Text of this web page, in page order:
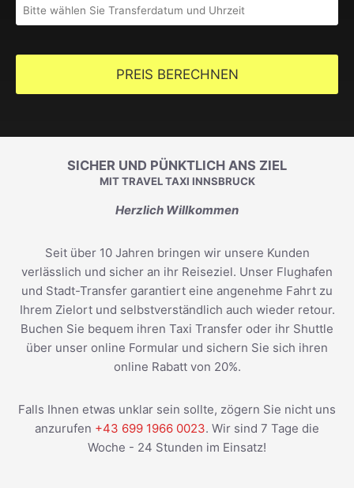
PREIS BERECHNEN
SICHER UND PÜNKTLICH ANS ZIEL
MIT TRAVEL TAXI INNSBRUCK
Herzlich Willkommen
Seit über 10 Jahren bringen wir unsere Kunden
verlässlich und sicher an ihr Reiseziel. Unser Flughafen
und Stadt-Transfer garantiert eine angenehme Fahrt zu
Ihrem Zielort und selbstverständlich auch wieder retour.
Buchen Sie bequem ihren Taxi Transfer oder ihr Shuttle
über unser online Formular und sichern Sie sich ihren
online Rabatt von 20%.
Falls Ihnen etwas unklar sein sollte, zögern Sie nicht uns
anzurufen +43 699 1966 0023. Wir sind 7 Tage die
Woche - 24 Stunden im Einsatz!